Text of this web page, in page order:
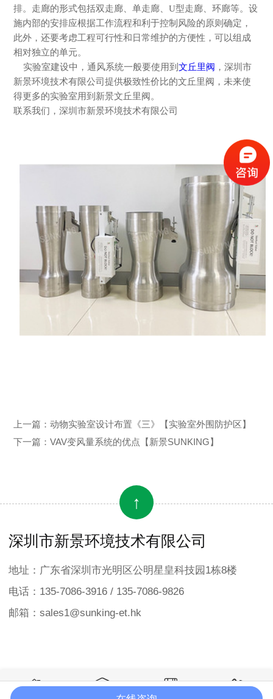
排。走廊的形式包括双走廊、单走廊、U型走廊、环廊等。设
施内部的安排应根据工作流程和利于控制风险的原则确定，
此外，还要考虑工程可行性和日常维护的方便性，可以组成
相对独立的单元。
实验室建设中，通风系统一般要使用到 文丘里阀 ，深圳市
新景环境技术有限公司提供极致性价比的文丘里阀，未来使
得更多的实验室用到新景文丘里阀。
联系我们，深圳市新景环境技术有限公司
上一篇： 动物实验室设计布置《三》【实验室外围防护区】
下一篇： VAV变风量系统的优点【新景SUNKING】
↑
深圳市新景环境技术有限公司
地址：广东省深圳市光明区公明星皇科技园1栋8楼
电话：135-7086-3916 / 135-7086-9826
邮箱：sales1@sunking-et.hk
   